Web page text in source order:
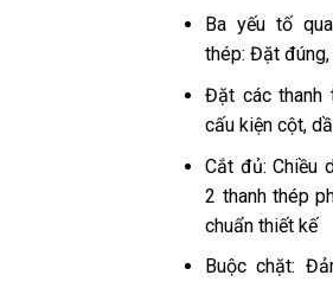
Ba yếu tố
thép: Đặt
Đặt các thanh
cấu kiện cột,
Cắt đủ: Chiều
2 thanh thép
chuẩn thiết kế
Buộc chặt: